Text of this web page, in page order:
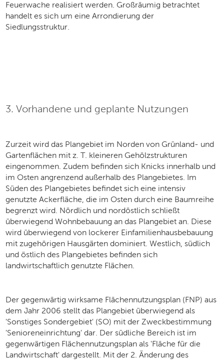
Feuerwache realisiert werden. Großräumig betrachtet
handelt es sich um eine Arrondierung der
Siedlungsstruktur.
3. Vorhandene und geplante Nutzungen
Zurzeit wird das Plangebiet im Norden von Grünland- und
Gartenflächen mit z. T. kleineren Gehölzstrukturen
eingenommen. Zudem befinden sich Knicks innerhalb und
im Osten angrenzend außerhalb des Plangebietes. Im
Süden des Plangebietes befindet sich eine intensiv
genutzte Ackerfläche, die im Osten durch eine Baumreihe
begrenzt wird. Nördlich und nordöstlich schließt
überwiegend Wohnbebauung an das Plangebiet an. Diese
wird überwiegend von lockerer Einfamilienhausbebauung
mit zugehörigen Hausgärten dominiert. Westlich, südlich
und östlich des Plangebietes befinden sich
landwirtschaftlich genutzte Flächen.
Der gegenwärtig wirksame Flächennutzungsplan (FNP) aus
dem Jahr 2006 stellt das Plangebiet überwiegend als
'Sonstiges Sondergebiet' (SO) mit der Zweckbestimmung
'Senioreneinrichtung' dar. Der südliche Bereich ist im
gegenwärtigen Flächennutzungsplan als 'Fläche für die
Landwirtschaft' dargestellt. Mit der 2. Änderung des